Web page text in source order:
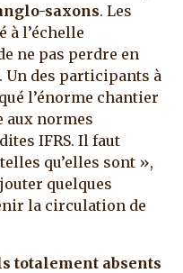
saxons. Les
à l’échelle
ne pas perdre en
des participants à
l’énorme chantier
aux normes
IFRS. Il faut
qu’elles sont »,
quelques
la circulation de
totalement absents